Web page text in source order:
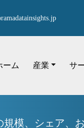
ーム 産業 サ
規模、シェア、